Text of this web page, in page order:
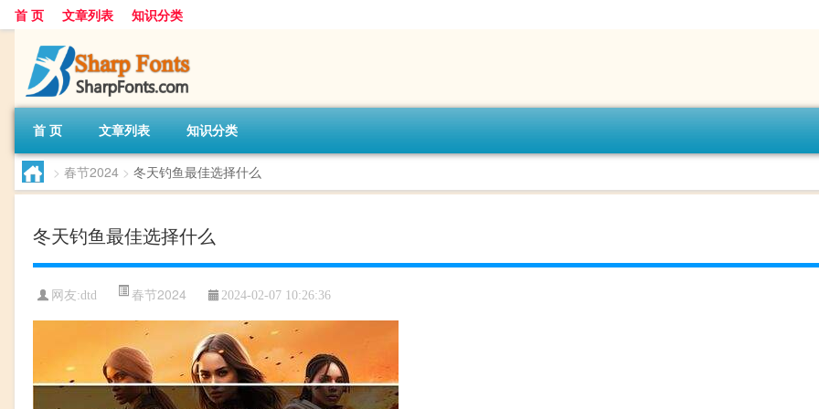
首 页 文章列表 知识分类
首 页 文章列表 知识分类
> 春节2024 > 冬天钓鱼最佳选择什么
冬天钓鱼最佳选择什么
网友:dtd 春节2024 2024-02-07 10:26:36